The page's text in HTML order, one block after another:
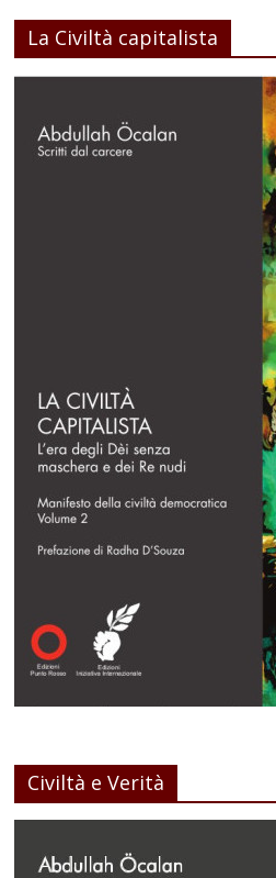
La Civiltà capitalista
Civiltà e Verità